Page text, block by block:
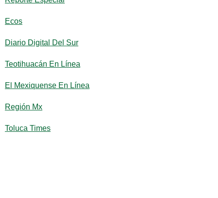
Ecos
Diario Digital Del Sur
Teotihuacán En Línea
El Mexiquense En Línea
Región Mx
Toluca Times